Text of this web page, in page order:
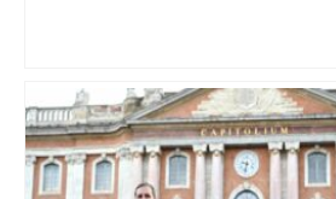
Alliance PS/LFI à Toulouse : Marc
Sztulman claque la porte – RMC